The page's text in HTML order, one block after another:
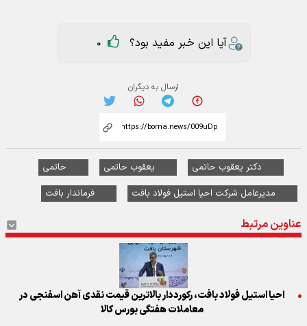
آیا این خبر مفید بود؟ 0
ارسال به دیگران
دکتر یعقوب حاتمی یعقوب حاتمی
حاتمی
مدیرعامل شرکت احیا استیل فولاد بافت
فرماندار بافت
عناوین مرتبط
احیا استیل فولاد بافت، رکورددار بالاترین قیمت نقدی آهن اسفنجی در
معاملات هفتگی بورس کالا